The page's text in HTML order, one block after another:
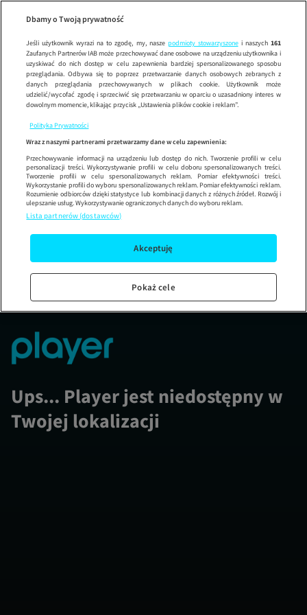
Wypróbuj aplikację mobilną
Korzystaj z łatwiejszej nawigacji i ciesz się szybszym
Ups... Player jest niedostępny w
Twojej lokalizacji
Dbamy o Twoją prywatność
Jeśli użytkownik wyrazi na to zgodę, my, nasze podmioty stowarzyszonei naszych 161
Zaufanych Partnerów IAB może przechowywać dane osobowe na urządzeniu użytkownika i
uzyskiwać do nich dostęp w celu zapewnienia bardziej spersonalizowanego sposobu
przeglądania. Odbywa się to poprzez przetwarzanie danych osobowych zebranych z
danych przeglądania przechowywanych w plikach cookie. Użytkownik może
udzielić/wycofać zgodę i sprzeciwić się przetwarzaniu w oparciu o uzasadniony interes w
dowolnym momencie, klikając przycisk „Ustawienia plików cookie i reklam”.
Polityka Prywatności
Wraz z naszymi partnerami przetwarzamy dane w celu zapewnienia:
Przechowywanie informacji na urządzeniu lub dostęp do nich. Tworzenie profili w celu
personalizacji treści. Wykorzystywanie profili w celu doboru spersonalizowanych treści.
Tworzenie profili w celu spersonalizowanych reklam. Pomiar efektywności treści.
Wykorzystanie profili do wyboru spersonalizowanych reklam. Pomiar efektywności reklam.
Rozumienie odbiorców dzięki statystyce lub kombinacji danych z różnych źródeł. Rozwój i
ulepszanie usług. Wykorzystywanie ograniczonych danych do wyboru reklam.
Lista partnerów (dostawców)
Akceptuję
Pokaż cele